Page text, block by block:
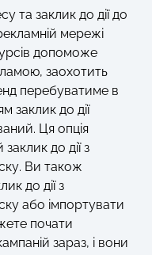
та заклик до дії до
мережі
допоможе
заохотить
перебуватиме в
заклик до дії
Ця опція
до дії з
Ви також
до дії з
або імпортувати
почати
зараз, і вони